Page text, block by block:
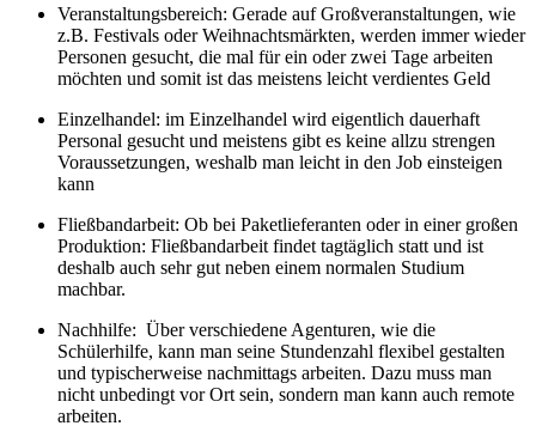
Veranstaltungsbereich: Gerade auf Großveranstaltungen, wie
z.B. Festivals oder Weihnachtsmärkten, werden immer wieder
Personen gesucht, die mal für ein oder zwei Tage arbeiten
möchten und somit ist das meistens leicht verdientes Geld
Einzelhandel: im Einzelhandel wird eigentlich dauerhaft
Personal gesucht und meistens gibt es keine allzu strengen
Voraussetzungen, weshalb man leicht in den Job einsteigen
kann
Fließbandarbeit: Ob bei Paketlieferanten oder in einer großen
Produktion: Fließbandarbeit findet tagtäglich statt und ist
deshalb auch sehr gut neben einem normalen Studium
machbar.
Nachhilfe: Über verschiedene Agenturen, wie die
Schülerhilfe, kann man seine Stundenzahl flexibel gestalten
und typischerweise nachmittags arbeiten. Dazu muss man
nicht unbedingt vor Ort sein, sondern man kann auch remote
arbeiten.